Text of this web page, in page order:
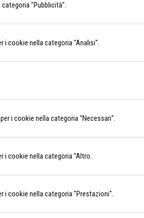
"Pubblicità".
i cookie nella categoria "Analisi".
i cookie nella categoria "Necessari".
i cookie nella categoria "Altro.
i cookie nella categoria "Prestazioni".